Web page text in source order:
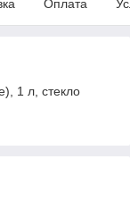
Оплата
1 л, стекло